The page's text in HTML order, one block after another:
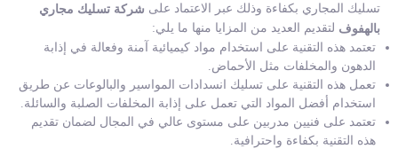
تسليك المجاري بكفاءة وذلك عبر الاعتماد على شركة تسليك مجاري
بالهفوف لتقديم العديد من المزايا منها ما يلي:
تعتمد هذه التقنية على استخدام مواد كيميائية آمنة وفعالة في إذابة
الدهون والمخلفات مثل الأحماض.
تعمل هذه التقنية على تسليك انسدادات المواسير والبالوعات عن طريق
استخدام أفضل المواد التي تعمل على إذابة المخلفات الصلبة والسائلة.
تعتمد على فنيين مدربين على مستوى عالي في المجال لضمان تقديم
هذه التقنية بكفاءة واحترافية.